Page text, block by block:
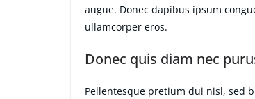
augue. Donec dapibus ipsum
ullamcorper eros.
Donec quis diam nec
Pellentesque pretium dui nisl, sed